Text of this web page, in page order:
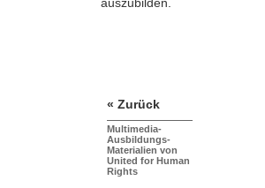
« Zurück
Multimedia-
Ausbildungs-
Materialien von
United for Human
Rights